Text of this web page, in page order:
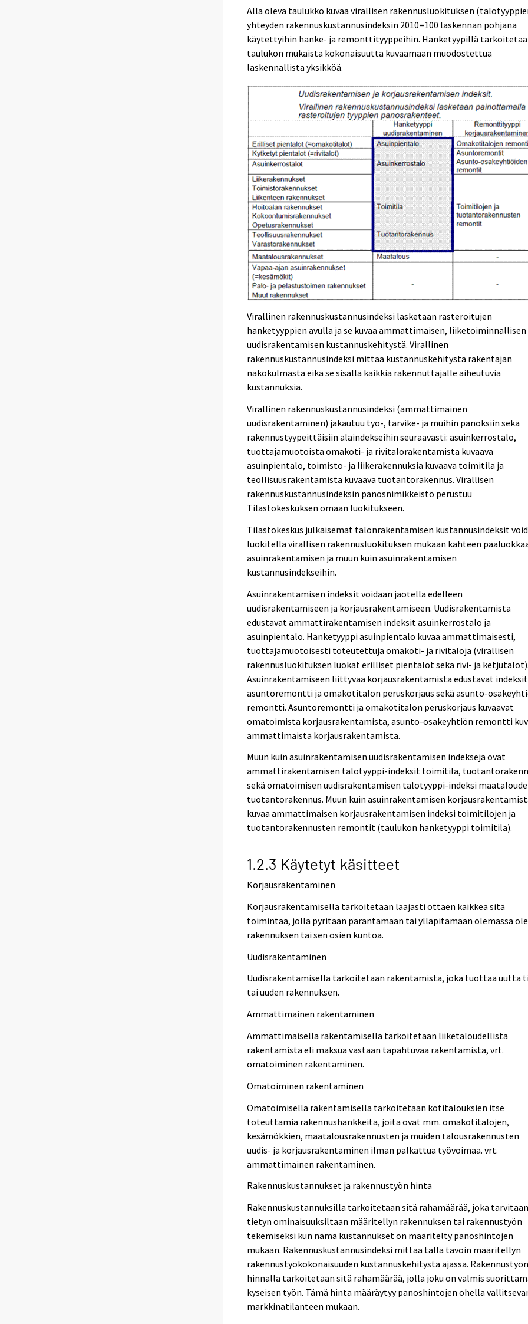
Alla oleva taulukko kuvaa virallisen rakennusluokituksen
yhteyden rakennuskustannusindeksin 2010=100 laskennan pohjana
käytettyihin hanke- ja remonttityyppeihin. Hanketyypillä
taulukon mukaista kokonaisuutta kuvaamaan muodostettua
laskennallista yksikköä.
Virallinen rakennuskustannusindeksi lasketaan rasteroitujen
hanketyyppien avulla ja se kuvaa ammattimaisen, liiketoiminnallisen
uudisrakentamisen kustannuskehitystä. Virallinen
rakennuskustannusindeksi mittaa kustannuskehitystä rakentajan
näkökulmasta eikä se sisällä kaikkia rakennuttajalle aiheutuvia
kustannuksia.
Virallinen rakennuskustannusindeksi (ammattimainen
uudisrakentaminen) jakautuu työ-, tarvike- ja muihin panoksiin sekä
rakennustyypeittäisiin alaindekseihin seuraavasti: asuinkerrostalo,
tuottajamuotoista omakoti- ja rivitalorakentamista kuvaava
asuinpientalo, toimisto- ja liikerakennuksia kuvaava toimitila ja
teollisuusrakentamista kuvaava tuotantorakennus. Virallisen
rakennuskustannusindeksin panosnimikkeistö perustuu
Tilastokeskuksen omaan luokitukseen.
Tilastokeskus julkaisemat talonrakentamisen kustannusindeksit
luokitella virallisen rakennusluokituksen mukaan kahteen
asuinrakentamisen ja muun kuin asuinrakentamisen
kustannusindekseihin.
Asuinrakentamisen indeksit voidaan jaotella edelleen
uudisrakentamiseen ja korjausrakentamiseen. Uudisrakentamista
edustavat ammattirakentamisen indeksit asuinkerrostalo ja
asuinpientalo. Hanketyyppi asuinpientalo kuvaa ammattimaisesti,
tuottajamuotoisesti toteutettuja omakoti- ja rivitaloja (virallisen
rakennusluokituksen luokat erilliset pientalot sekä rivi- ja
Asuinrakentamiseen liittyvää korjausrakentamista edustavat indeksit
asuntoremontti ja omakotitalon peruskorjaus sekä asunto-
remontti. Asuntoremontti ja omakotitalon peruskorjaus kuvaavat
omatoimista korjausrakentamista, asunto-osakeyhtiön remontti
ammattimaista korjausrakentamista.
Muun kuin asuinrakentamisen uudisrakentamisen indeksejä ovat
ammattirakentamisen talotyyppi-indeksit toimitila,
sekä omatoimisen uudisrakentamisen talotyyppi-indeksi
tuotantorakennus. Muun kuin asuinrakentamisen
kuvaa ammattimaisen korjausrakentamisen indeksi toimitilojen ja
tuotantorakennusten remontit (taulukon hanketyyppi toimitila).
1.2.3 Käytetyt käsitteet
Korjausrakentaminen
Korjausrakentamisella tarkoitetaan laajasti ottaen kaikkea sitä
toimintaa, jolla pyritään parantamaan tai ylläpitämään olemassa
rakennuksen tai sen osien kuntoa.
Uudisrakentaminen
Uudisrakentamisella tarkoitetaan rakentamista, joka tuottaa uutta
tai uuden rakennuksen.
Ammattimainen rakentaminen
Ammattimaisella rakentamisella tarkoitetaan liiketaloudellista
rakentamista eli maksua vastaan tapahtuvaa rakentamista, vrt.
omatoiminen rakentaminen.
Omatoiminen rakentaminen
Omatoimisella rakentamisella tarkoitetaan kotitalouksien itse
toteuttamia rakennushankkeita, joita ovat mm. omakotitalojen,
kesämökkien, maatalousrakennusten ja muiden talousrakennusten
uudis- ja korjausrakentaminen ilman palkattua työvoimaa. vrt.
ammattimainen rakentaminen.
Rakennuskustannukset ja rakennustyön hinta
Rakennuskustannuksilla tarkoitetaan sitä rahamäärää, joka
tietyn ominaisuuksiltaan määritellyn rakennuksen tai rakennustyön
tekemiseksi kun nämä kustannukset on määritelty panoshintojen
mukaan. Rakennuskustannusindeksi mittaa tällä tavoin määritellyn
rakennustyökokonaisuuden kustannuskehitystä ajassa.
hinnalla tarkoitetaan sitä rahamäärää, jolla joku on valmis
kyseisen työn. Tämä hinta määräytyy panoshintojen ohella
markkinatilanteen mukaan.